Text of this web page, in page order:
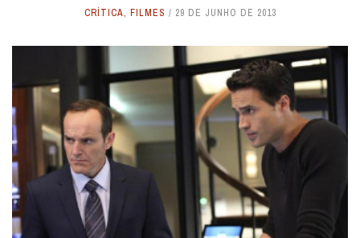
CRÍTICA, FILMES 29 DE JUNHO DE 2013